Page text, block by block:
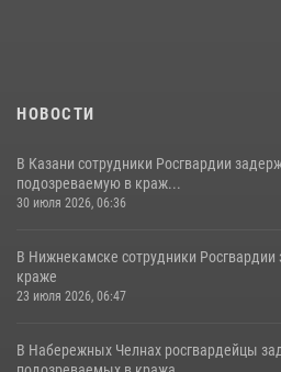
НОВОСТИ
В Казани сотрудники Росгвардии
подозреваемую в краж...
30 июля 2026, 06:36
В Нижнекамске сотрудники
краже
23 июля 2026, 06:47
В Набережных Челнах росгвардейцы